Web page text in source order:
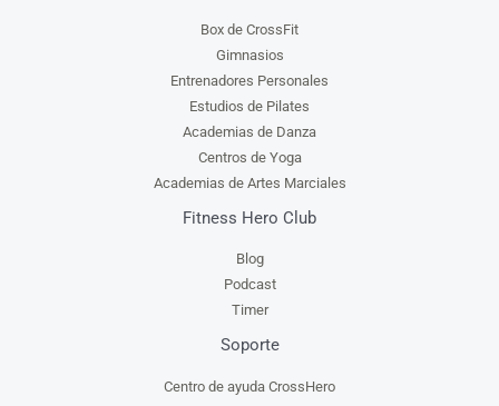
Box de CrossFit
Gimnasios
Entrenadores Personales
Estudios de Pilates
Academias de Danza
Centros de Yoga
Academias de Artes Marciales
Fitness Hero Club
Blog
Podcast
Timer
Soporte
Centro de ayuda CrossHero